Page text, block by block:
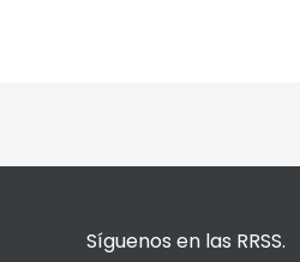
Síguenos en las RRSS.